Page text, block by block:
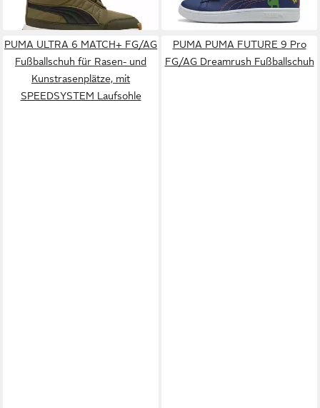
PUMA ULTRA 6 MATCH+ FG/AG
Fußballschuh für Rasen- und
Kunstrasenplätze, mit
SPEEDSYSTEM Laufsohle
PUMA PUMA FUTURE 9 Pro
FG/AG Dreamrush Fußballschuh